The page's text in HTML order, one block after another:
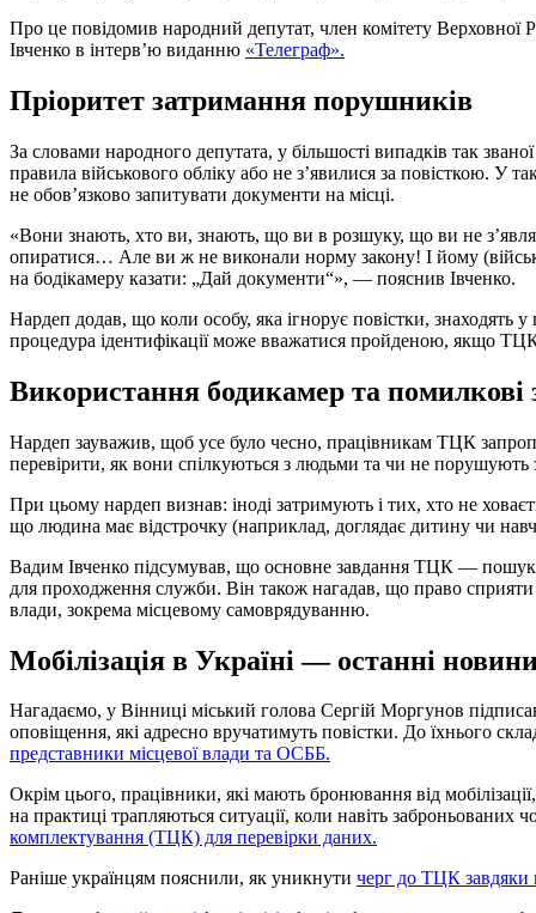
Про це повідомив народний депутат, член комітету
Івченко в інтерв’ю виданню «Телеграф».
Пріоритет затримання порушників
За словами народного депутата, у більшості випадків так
правила військового обліку або не з’явилися за повісткою. У
не обов’язково запитувати документи на місці.
«Вони знають, хто ви, знають, що ви в розшуку, що ви не
опиратися… Але ви ж не виконали норму закону! І йому
на бодікамеру казати: „Дай документи“», — пояснив Івченко.
Нардеп додав, що коли особу, яка ігнорує повістки, знаходять у
процедура ідентифікації може вважатися пройденою, якщо
Використання бодикамер та помилкові
Нардеп зауважив, щоб усе було чесно, працівникам ТЦК
перевірити, як вони спілкуються з людьми та чи не порушують
При цьому нардеп визнав: іноді затримують і тих, хто не
що людина має відстрочку (наприклад, доглядає дитину чи
Вадим Івченко підсумував, що основне завдання ТЦК — пошук
для проходження служби. Він також нагадав, що право сприяти
влади, зокрема місцевому самоврядуванню.
Мобілізація в Україні — останні
Нагадаємо, у Вінниці міський голова Сергій Моргунов
оповіщення, які адресно вручатимуть повістки. До їхнього
представники місцевої влади та ОСББ.
Окрім цього, працівники, які мають бронювання від
на практиці трапляються ситуації, коли навіть заброньованих
комплектування (ТЦК) для перевірки даних.
Раніше українцям пояснили, як уникнути черг до ТЦК завдяки